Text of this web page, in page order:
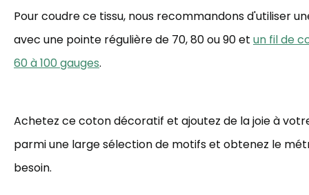
Pour coudre ce tissu, nous recommandons d'utiliser
avec une pointe régulière de 70, 80 ou 90 et un fil de
60 à 100 gauges.
Achetez ce coton décoratif et ajoutez de la joie à
parmi une large sélection de motifs et obtenez le
besoin.